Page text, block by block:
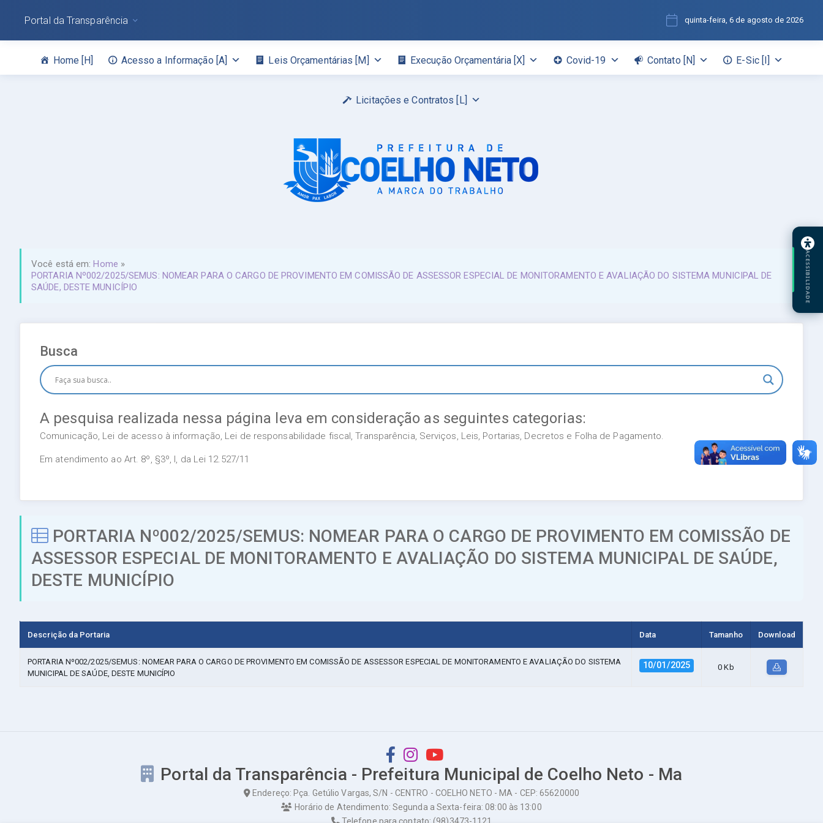
Home [H] Acesso a Informação [A] Leis Orçamentárias [M] Execução Orçamentária [X] Covid-19 Contato [N] E-Sic [I]
Licitações e Contratos [L]
Portal da Transparência quinta-feira, 6 de agosto de 2026
Você está em:Home »
PORTARIA Nº002/2025/SEMUS: NOMEAR PARA O CARGO DE PROVIMENTO EM COMISSÃO DE ASSESSOR ESPECIAL DE MONITORAMENTO E AVALIAÇÃO DO SISTEMA MUNICIPAL DE
SAÚDE, DESTE MUNICÍPIO
Busca
A pesquisa realizada nessa página leva em consideração as seguintes categorias:
Comunicação, Lei de acesso à informação, Lei de responsabilidade fiscal, Transparência, Serviços, Leis, Portarias, Decretos e Folha de Pagamento.
Em atendimento ao Art. 8º, §3º, I, da Lei 12.527/11
PORTARIA Nº002/2025/SEMUS: NOMEAR PARA O CARGO DE PROVIMENTO EM COMISSÃO DE
ASSESSOR ESPECIAL DE MONITORAMENTO E AVALIAÇÃO DO SISTEMA MUNICIPAL DE SAÚDE,
DESTE MUNICÍPIO
Descrição da Portaria Data Tamanho Download
PORTARIA Nº002/2025/SEMUS: NOMEAR PARA O CARGO DE PROVIMENTO EM COMISSÃO DE ASSESSOR ESPECIAL DE MONITORAMENTO E AVALIAÇÃO DO SISTEMA
MUNICIPAL DE SAÚDE, DESTE MUNICÍPIO
10/01/2025 0 Kb
Portal da Transparência - Prefeitura Municipal de Coelho Neto - Ma
Endereço: Pça. Getúlio Vargas, S/N - CENTRO - COELHO NETO - MA - CEP: 65620000
Horário de Atendimento: Segunda a Sexta-feira: 08:00 às 13:00
ACESSIBILIDADE